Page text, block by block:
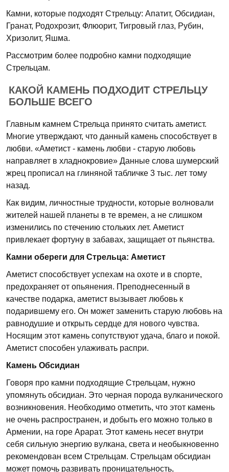
Камни, которые подходят Стрельцу: Апатит, Обсидиан,
Гранат, Родохрозит, Флюорит, Тигровый глаз, Рубин,
Хризолит, Яшма.
Рассмотрим более подробно камни подходящие
Стрельцам.
КАКОЙ КАМЕНЬ ПОДХОДИТ СТРЕЛЬЦУ
БОЛЬШЕ ВСЕГО
Главным камнем Стрельца принято считать аметист.
Многие утверждают, что данный камень способствует в
любви. «Аметист - камень любви - старую любовь
направляет в хладнокровие» Данные слова шумерский
жрец прописал на глиняной табличке 3 тыс. лет тому
назад.
Как видим, личностные трудности, которые волновали
жителей нашей планеты в те времен, а не слишком
изменились по стечению стольких лет. Аметист
привлекает фортуну в забавах, защищает от пьянства.
Камни обереги для Стрельца: Аметист
Аметист способствует успехам на охоте и в спорте,
предохраняет от опьянения. Преподнесенный в
качестве подарка, аметист вызывает любовь к
подарившему его. Он может заменить старую любовь на
равнодушие и открыть сердце для нового чувства.
Носящим этот камень сопутствуют удача, благо и покой.
Аметист способен улаживать распри.
Камень Обсидиан
Говоря про камни подходящие Стрельцам, нужно
упомянуть обсидиан. Это черная порода вулканического
возникновения. Необходимо отметить, что этот камень
не очень распространен, и добыть его можно только в
Армении, на горе Арарат. Этот камень несет внутри
себя сильную энергию вулкана, света и необыкновенно
рекомендован всем Стрельцам. Стрельцам обсидиан
может помочь развивать проницательность,